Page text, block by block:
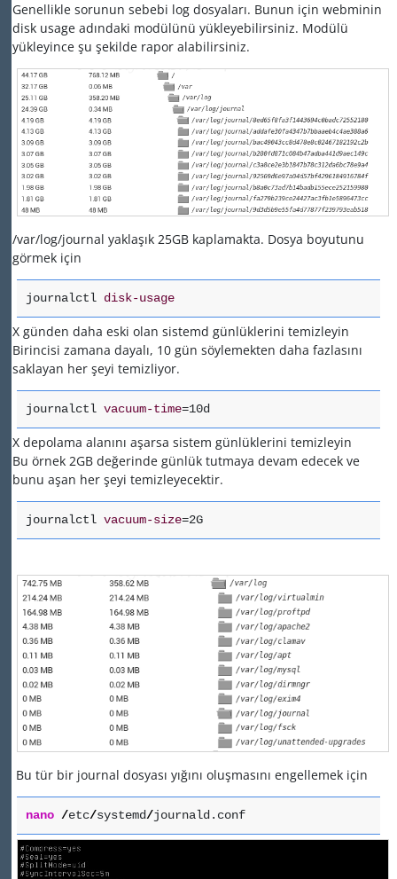
Genellikle sorunun sebebi log dosyaları. Bunun için webminin
disk usage adındaki modülünü yükleyebilirsiniz. Modülü
yükleyince şu şekilde rapor alabilirsiniz.
/var/log/journal yaklaşık 25GB kaplamakta. Dosya boyutunu
görmek için
journalctl disk-usage
X günden daha eski olan sistemd günlüklerini temizleyin
Birincisi zamana dayalı, 10 gün söylemekten daha fazlasını
saklayan her şeyi temizliyor.
journalctl vacuum-time=10d
X depolama alanını aşarsa sistem günlüklerini temizleyin
Bu örnek 2GB değerinde günlük tutmaya devam edecek ve
bunu aşan her şeyi temizleyecektir.
journalctl vacuum-size=2G
Bu tür bir journal dosyası yığını oluşmasını engellemek için
nano /etc/systemd/journald.conf